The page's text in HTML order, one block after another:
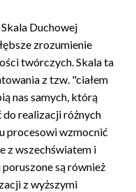
Duchowej
zrozumienie
twórczych. Skala ta
z tzw. "ciałem
nas samych, którą
realizacji różnych
procesowi wzmocnić
z wszechświatem i
są również
z wyższymi